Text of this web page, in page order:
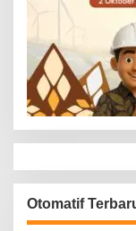
p
s
Otomatif